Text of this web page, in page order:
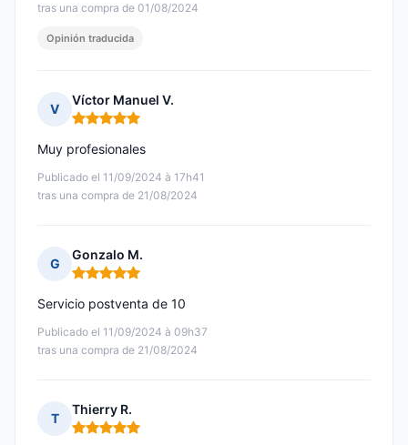
tras una compra de 01/08/2024
Opinión traducida
V
Víctor Manuel V.
Nota: 5 de 5
Publicado el 11/09/2024 à 17h41
tras una compra de 21/08/2024
Muy profesionales
G
Gonzalo M.
Nota: 5 de 5
Publicado el 11/09/2024 à 09h37
tras una compra de 21/08/2024
Servicio postventa de 10
T
Thierry R.
Nota: 5 de 5